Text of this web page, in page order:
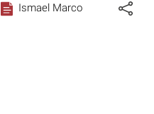
Ismael Marco